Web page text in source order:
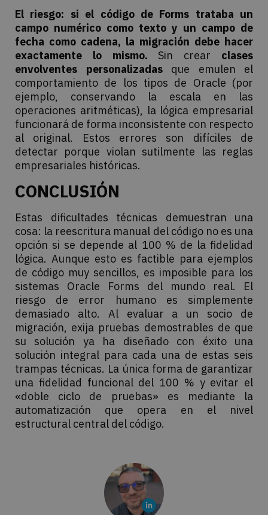
El riesgo: si el código de Forms trataba un
campo numérico como texto y un campo de
fecha como cadena, la migración debe hacer
exactamente lo mismo. Sin crear clases
envolventes personalizadasque emulen el
comportamiento de los tipos de Oracle (por
ejemplo, conservando la escala en las
operaciones aritméticas), la lógica empresarial
funcionará de forma inconsistente con respecto
al original. Estos errores son difíciles de
detectar porque violan sutilmente las reglas
empresariales históricas.
CONCLUSIÓN
Estas dificultades técnicas demuestran una
cosa: la reescritura manual del código no es una
opción si se depende al 100 % de la fidelidad
lógica. Aunque esto es factible para ejemplos
de código muy sencillos, es imposible para los
sistemas Oracle Forms del mundo real. El
riesgo de error humano es simplemente
demasiado alto. Al evaluar a un socio de
migración, exija pruebas demostrables de que
su solución ya ha diseñado con éxito una
solución integral para cada una de estas seis
trampas técnicas. La única forma de garantizar
una fidelidad funcional del 100 % y evitar el
«doble ciclo de pruebas» es mediante la
automatización que opera en el nivel
estructural central del código.